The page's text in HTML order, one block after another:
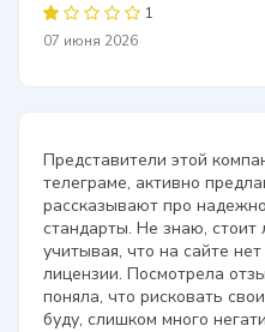
1
07 июня 2026
Представители этой
телеграме, активно
рассказывают про
стандарты. Не знаю,
учитывая, что на сайте
лицензии. Посмотрела
поняла, что рисковать
буду, слишком много